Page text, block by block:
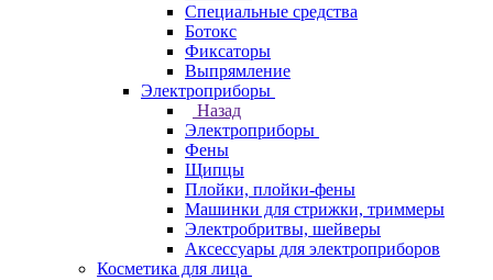
Специальные средства
Ботокс
Фиксаторы
Выпрямление
Электроприборы
Назад
Электроприборы
Фены
Щипцы
Плойки, плойки-фены
Машинки для стрижки, триммеры
Электробритвы, шейверы
Аксессуары для электроприборов
Косметика для лица